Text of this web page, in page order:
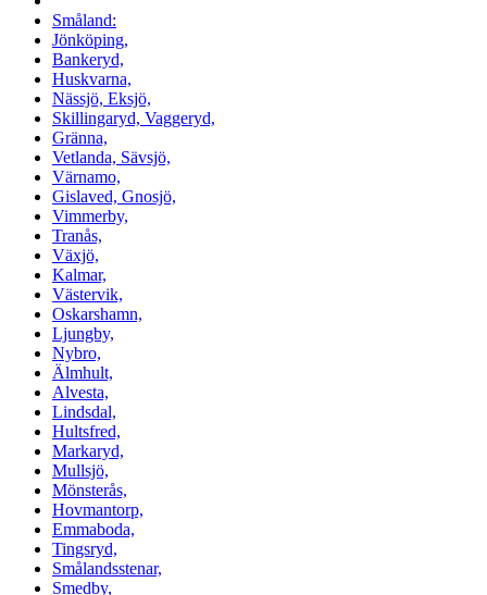
Småland:
Jönköping,
Bankeryd,
Huskvarna,
Nässjö, Eksjö,
Skillingaryd, Vaggeryd,
Gränna,
Vetlanda, Sävsjö,
Värnamo,
Gislaved, Gnosjö,
Vimmerby,
Tranås,
Växjö,
Kalmar,
Västervik,
Oskarshamn,
Ljungby,
Nybro,
Älmhult,
Alvesta,
Lindsdal,
Hultsfred,
Markaryd,
Mullsjö,
Mönsterås,
Hovmantorp,
Emmaboda,
Tingsryd,
Smålandsstenar,
Smedby,